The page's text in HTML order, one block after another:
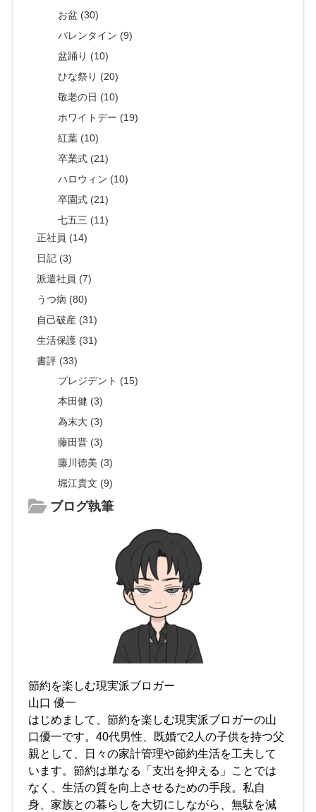
お盆 (30)
バレンタイン (9)
盆踊り (10)
ひな祭り (20)
敬老の日 (10)
ホワイトデー (19)
紅葉 (10)
卒業式 (21)
ハロウィン (10)
卒園式 (21)
七五三 (11)
正社員 (14)
日記 (3)
派遣社員 (7)
うつ病 (80)
自己破産 (31)
生活保護 (31)
書評 (33)
プレジデント (15)
本田健 (3)
為末大 (3)
藤田晋 (3)
藤川徳美 (3)
堀江貴文 (9)
ブログ執筆
節約を楽しむ現実派ブロガー
山口 優一
はじめまして、節約を楽しむ現実派ブロガーの山
口優一です。40代男性、既婚で2人の子供を持つ父
親として、日々の家計管理や節約生活を工夫して
います。節約は単なる「支出を抑える」ことでは
なく、生活の質を向上させるための手段。私自
身、家族との暮らしを大切にしながら、無駄を減